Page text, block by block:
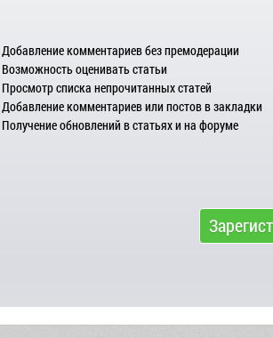
Добавление комментариев без премодерации
Возможность оценивать статьи
Просмотр списка непрочитанных статей
Добавление комментариев или постов в закладки
Получение обновлений в статьях и на форуме